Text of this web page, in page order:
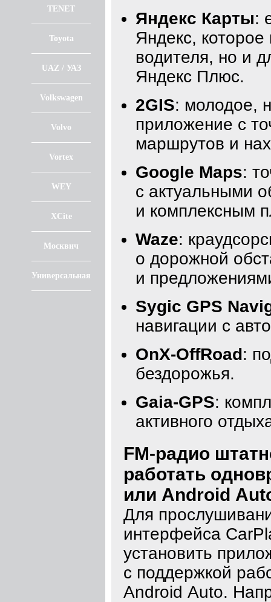
TENET
Toyota
UAZ / УАЗ
Volkswagen
Volvo
Vortex
WEY
XCite
Москвич
Универсальная
Яндекс Карты:
Яндекс,
водителя, но и
Яндекс Плюс.
2GIS: молодое,
приложение с
маршрутов и
Google Maps:
с актуальными
и комплексным
Waze:
о дорожной
и
Sygic GPS
навигации с
OnX-OffRoad:
бездорожья.
Gaia-GPS:
активного
FM-радио
работать
или Android
Для
интерфейса
установить
с поддержкой
Android Auto.